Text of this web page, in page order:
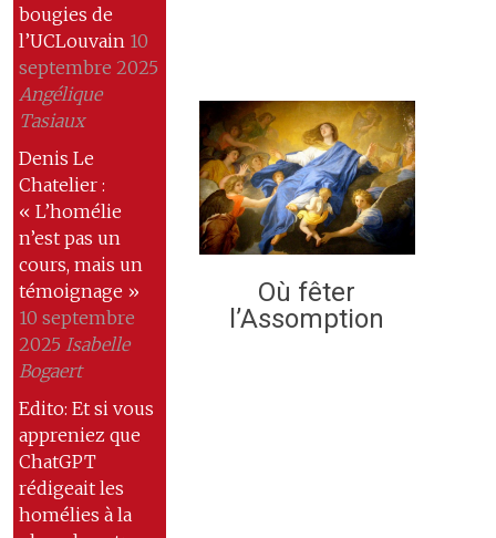
bougies de
l’UCLouvain 10
septembre 2025
Angélique
Tasiaux
Denis Le
Chatelier :
« L’homélie
n’est pas un
cours, mais un
témoignage »
10 septembre
2025 Isabelle
Bogaert
Edito: Et si vous
appreniez que
ChatGPT
rédigeait les
homélies à la
Où fêter
l’Assomption